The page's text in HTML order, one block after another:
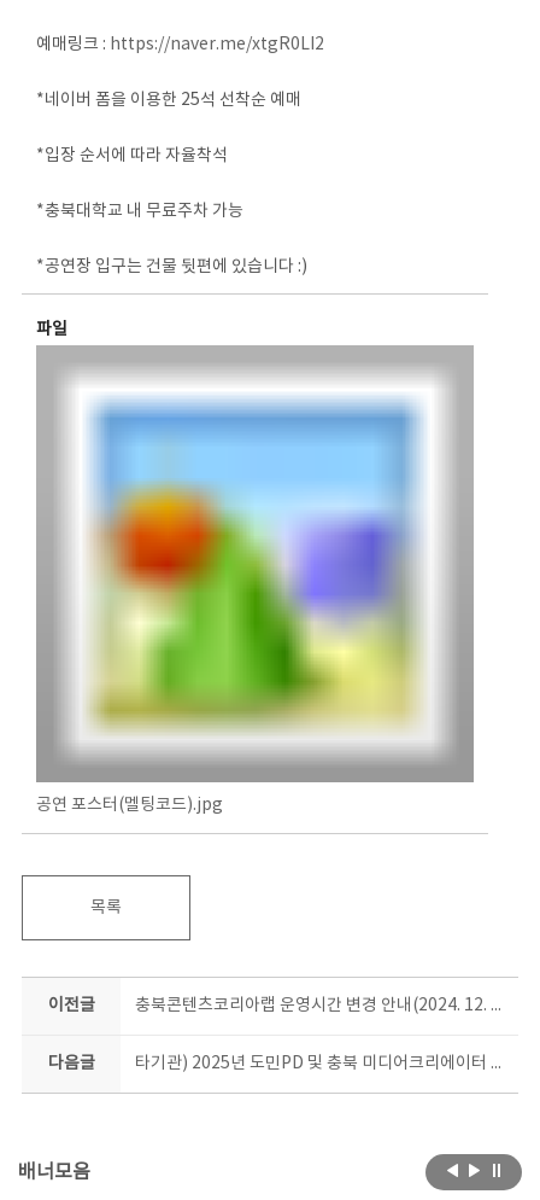
예매링크 : https://naver.me/xtgR0LI2
*네이버 폼을 이용한 25석 선착순 예매
*입장 순서에 따라 자율착석
*충북대학교 내 무료주차 가능
*공연장 입구는 건물 뒷편에 있습니다 :)
파일
공연 포스터(멜팅코드).jpg
목록
이전글 충북콘텐츠코리아랩 운영시간 변경 안내(2024. 12. 14. ~ 별도공지시까지)
다음글 타기관) 2025년 도민PD 및 충북 미디어크리에이터 모집
배너모음